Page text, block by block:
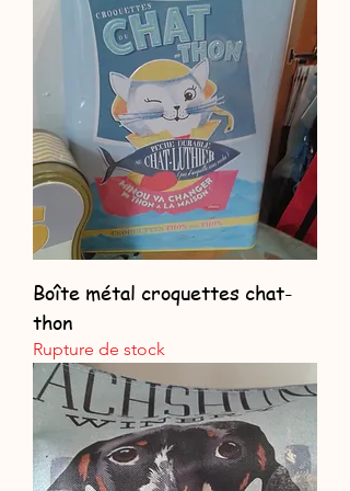
Boîte métal croquettes chat-
thon
Rupture de stock